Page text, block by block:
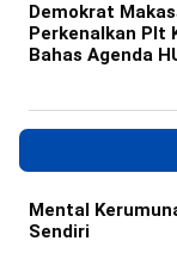
Demokrat
Perkenalkan Plt
Bahas Agenda
Mental
Sendiri